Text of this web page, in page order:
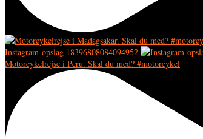
Instagram-opslag 18396808084094952
Motorcykelrejse i Peru. Skal du med? #motorcykel